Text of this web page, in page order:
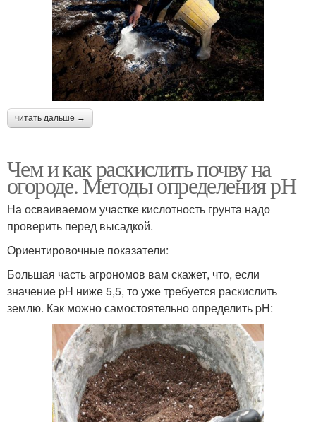
читать дальше →
Чем и как раскислить почву на
огороде. Методы определения рН
На осваиваемом участке кислотность грунта надо
проверить перед высадкой.
Ориентировочные показатели:
Большая часть агрономов вам скажет, что, если
значение pH ниже 5,5, то уже требуется раскислить
землю. Как можно самостоятельно определить pH: